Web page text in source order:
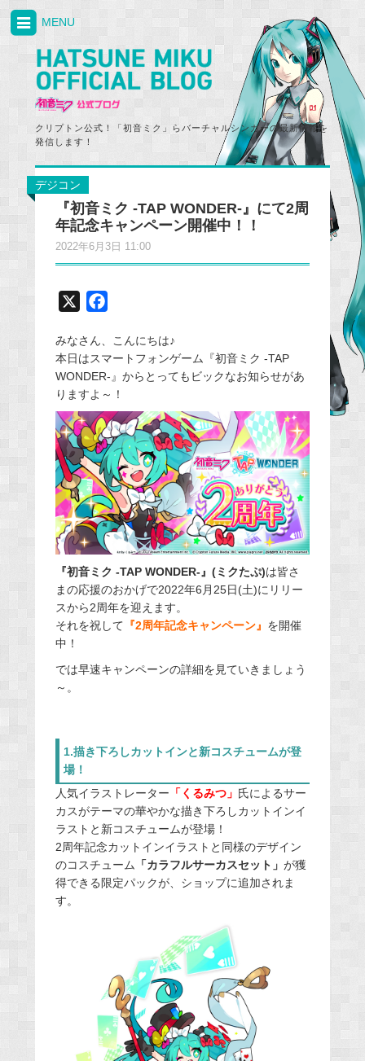
クリプトン公式！「初音ミク」らバーチャルシンガーの最新情報を
発信します！
MENU
デジコン
『初音ミク -TAP WONDER-』にて2周
年記念キャンペーン開催中！！
2022年6月3日 11:00
c
e
b
o
k
みなさん、こんにちは♪
本日はスマートフォンゲーム『初音ミク -TAP
WONDER-』からとってもビックなお知らせがあ
りますよ～！
『初音ミク -TAP WONDER-』(ミクたぷ)は皆さ
まの応援のおかげで2022年6月25日(土)にリリー
スから2周年を迎えます。
それを祝して 『2周年記念キャンペーン』 を開催
中！
では早速キャンペーンの詳細を見ていきましょう
～。
1.描き下ろしカットインと新コスチュームが登
場！
人気イラストレーター 「くるみつ」 氏によるサー
カスがテーマの華やかな描き下ろしカットインイ
ラストと新コスチュームが登場！
2周年記念カットインイラストと同様のデザイン
のコスチューム 「カラフルサーカスセット」 が獲
得できる限定パックが、ショップに追加されま
す。